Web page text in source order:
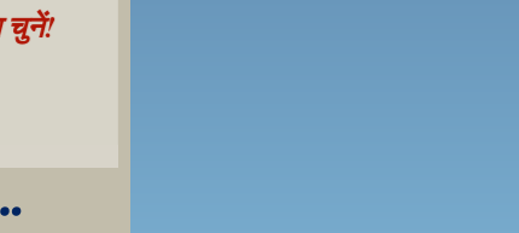
चुनें!
ke liye!